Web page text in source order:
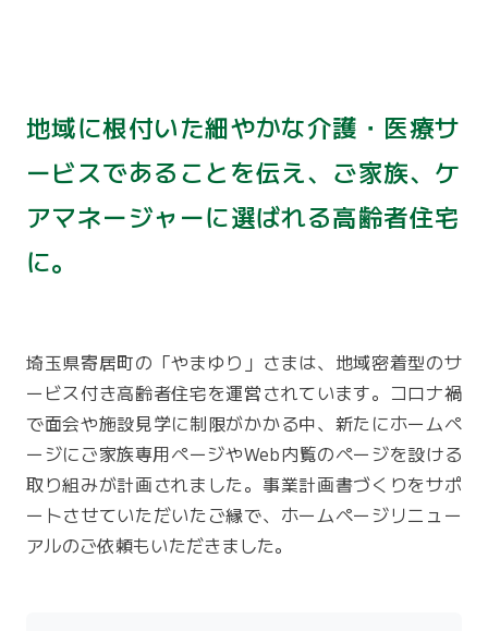
地域に根付いた細やかな介護・医療サ
ービスであることを伝え、ご家族、ケ
アマネージャーに選ばれる高齢者住宅
に。
埼玉県寄居町の「やまゆり」さまは、地域密着型のサ
ービス付き高齢者住宅を運営されています。コロナ禍
で面会や施設見学に制限がかかる中、新たにホームペ
ージにご家族専用ページやWeb内覧のページを設ける
取り組みが計画されました。事業計画書づくりをサポ
ートさせていただいたご縁で、ホームページリニュー
アルのご依頼もいただきました。